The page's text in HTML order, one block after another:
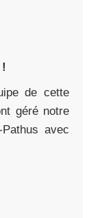
de cette
géré notre
avec